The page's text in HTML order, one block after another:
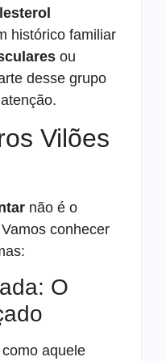
histórico familiar
ou
desse grupo
Vilões
não é o
conhecer
O
aquele